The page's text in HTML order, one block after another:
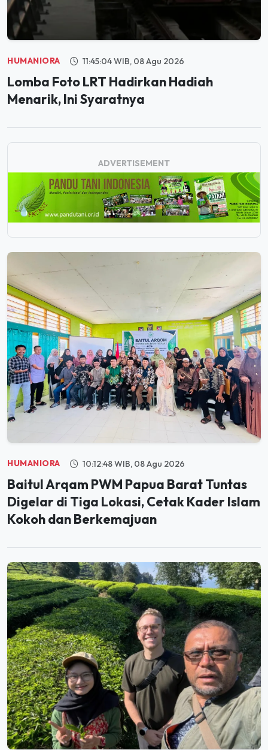
HUMANIORA 11:45:04 WIB, 08 Agu 2026
Lomba Foto LRT Hadirkan Hadiah
Menarik, Ini Syaratnya
ADVERTISEMENT
HUMANIORA 10:12:48 WIB, 08 Agu 2026
Baitul Arqam PWM Papua Barat Tuntas
Digelar di Tiga Lokasi, Cetak Kader Islam
Kokoh dan Berkemajuan